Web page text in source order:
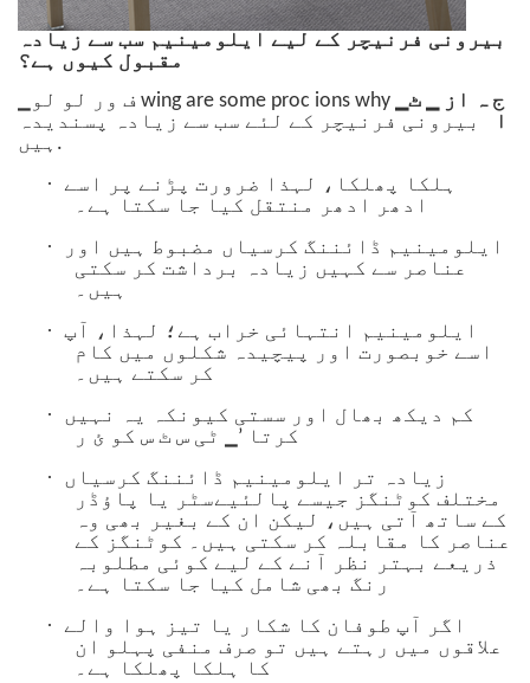
بیرونی فرنیچر کے لیے ایلومینیم سب سے زیادہ
مقبول کیوں ہے؟
▁ف ور لو لو wing are some proc ions why ▁ج ہ از ▁ ٹ
ا
بیرونی فرنیچر کے لئے سب سے زیادہ پسندیدہ
ہیں.
·
ادھر ادھر منتقل کیا جا سکتا ہے۔
·
عناصر سے کہیں زیادہ برداشت کر سکتی
ہیں۔
·
اسے خوبصورت اور پیچیدہ شکلوں میں کام
کر سکتے ہیں۔
·
کرتا ’▁ ٹی س ٹ س کو ئ ر
·
مختلف کوٹنگز جیسے پالئیےسٹر یا پاؤڈر
کے ساتھ آتی ہیں، لیکن ان کے بغیر بھی وہ
عناصر کا مقابلہ کر سکتی ہیں۔ کوٹنگز کے
ذریعے بہتر نظر آنے کے لیے کوئی مطلوبہ
رنگ بھی شامل کیا جا سکتا ہے۔
·
علاقوں میں رہتے ہیں تو صرف منفی پہلو ان
کا ہلکا پھلکا ہے۔